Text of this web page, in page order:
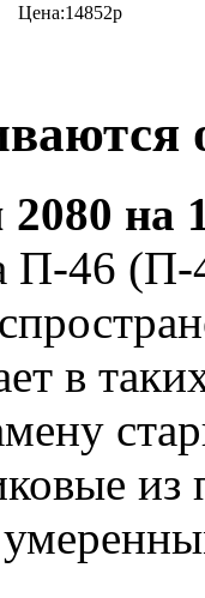
Цена:14852р
на
П-46
в